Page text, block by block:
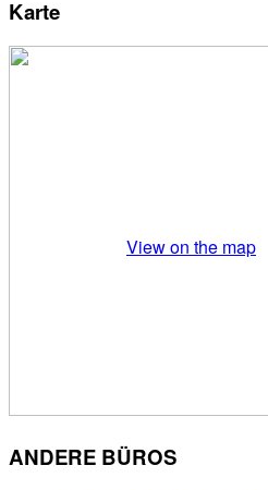
Karte
View on the map
ANDERE BÜROS